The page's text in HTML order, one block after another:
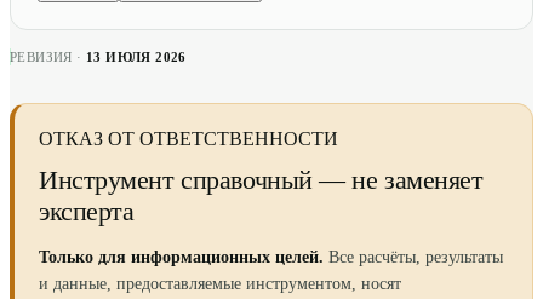
РЕВИЗИЯ · 13 ИЮЛЯ 2026
ОТКАЗ ОТ ОТВЕТСТВЕННОСТИ
Инструмент справочный — не заменяет
эксперта
Только для информационных целей. Все расчёты, результаты
и данные, предоставляемые инструментом, носят